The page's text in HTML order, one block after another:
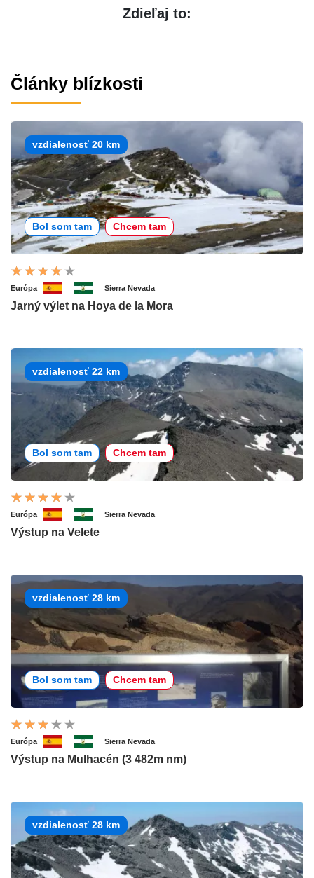
Zdieľaj to:
Články blízkosti
vzdialenosť 20 km
Bol som tam Chcem tam
Európa Sierra Nevada
Jarný výlet na Hoya de la Mora
vzdialenosť 22 km
Bol som tam Chcem tam
Európa Sierra Nevada
Výstup na Velete
vzdialenosť 28 km
Bol som tam Chcem tam
Európa Sierra Nevada
Výstup na Mulhacén (3 482m nm)
vzdialenosť 28 km